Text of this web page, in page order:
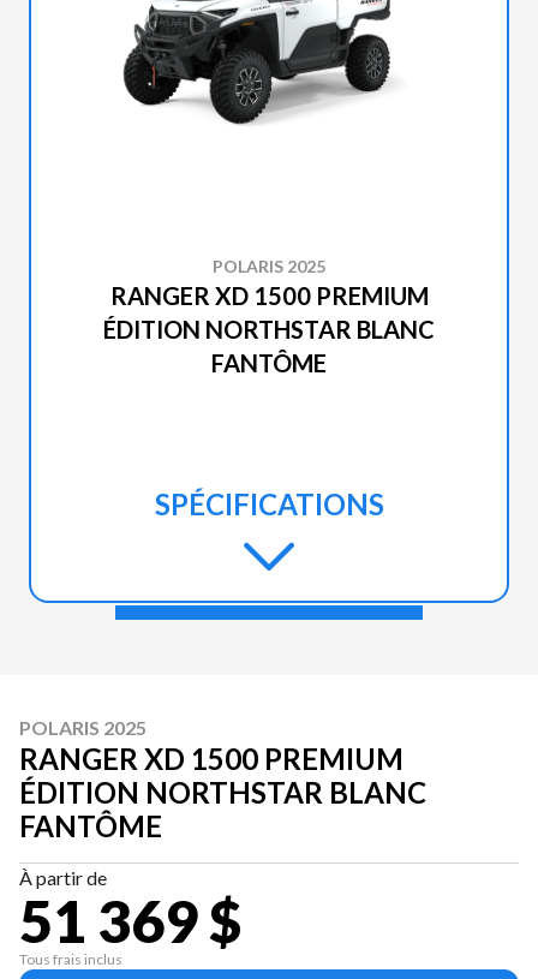
POLARIS 2025
RANGER XD 1500 PREMIUM
ÉDITION NORTHSTAR BLANC
FANTÔME
SPÉCIFICATIONS
POLARIS 2025
RANGER XD 1500 PREMIUM
ÉDITION NORTHSTAR BLANC
FANTÔME
À partir de
51 369 $
Tous frais inclus